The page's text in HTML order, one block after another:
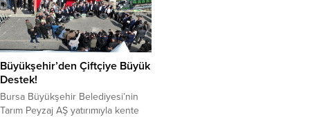
Büyükşehir’den Çiftçiye Büyük
Destek!
Bursa Büyükşehir Belediyesi’nin
Tarım Peyzaj AŞ yatırımıyla kente